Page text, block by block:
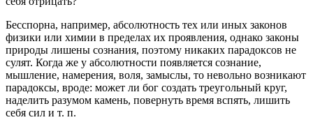
Бесспорна, например, абсолютность тех или иных законов
физики или химии в пределах их проявления, однако законы
природы лишены сознания, поэтому никаких парадоксов не
сулят. Когда же у абсолютности появляется сознание,
мышление, намерения, воля, замыслы, то невольно возникают
парадоксы, вроде: может ли бог создать треугольный круг,
наделить разумом камень, повернуть время вспять, лишить
себя сил и т. п.